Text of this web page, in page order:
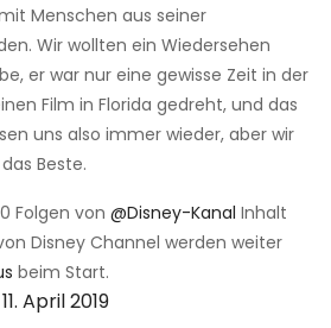
Menschen aus seiner
Wir wollten ein Wiedersehen
er war nur eine gewisse Zeit in der
Film in Florida gedreht, und das
uns also immer wieder, aber wir
Beste.
Folgen von @Disney-Kanal Inhalt
Disney Channel werden weiter
beim Start.
11. April 2019